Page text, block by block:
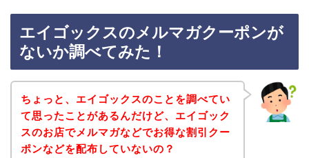
エイゴックスのメルマガクーポンが
ないか調べてみた！
ちょっと、エイゴックスのことを調べてい
て思ったことがあるんだけど、エイゴック
スのお店でメルマガなどでお得な割引クー
ポンなどを配布していないの？